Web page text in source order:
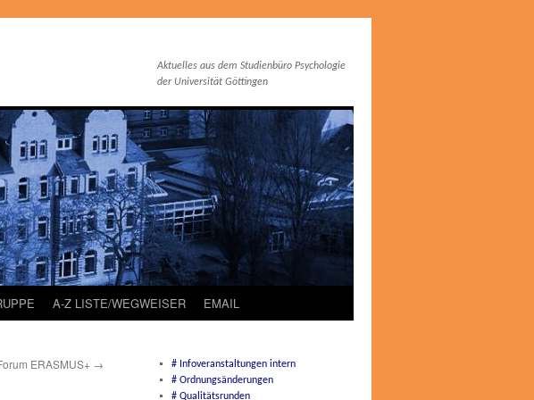
Aktuelles aus dem Studienbüro Psychologie
der Universität Göttingen
A-Z LISTE/WEGWEISER EMAIL
ERASMUS+ →
# Infoveranstaltungen intern
# Ordnungsänderungen
# Qualitätsrunden